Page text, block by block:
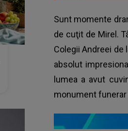
Sunt momente
de cuţit de Mirel.
Colegii Andreei de
absolut
lumea a avut
monument